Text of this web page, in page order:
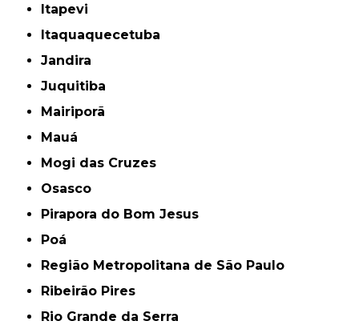
Itapevi
Itaquaquecetuba
Jandira
Juquitiba
Mairiporã
Mauá
Mogi das Cruzes
Osasco
Pirapora do Bom Jesus
Poá
Região Metropolitana de São Paulo
Ribeirão Pires
Rio Grande da Serra